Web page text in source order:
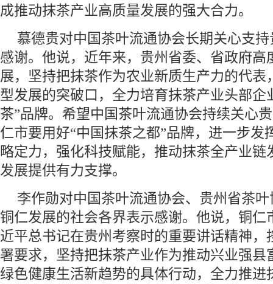
成推动抹茶产业高质量发展的强大合力。
慕德贵对中国茶叶流通协会长期关心支
感谢。他说，近年来，贵州省委、省政府高
展，坚持把抹茶作为农业新质生产力的代表
型发展的突破口，全力培育抹茶产业头部企
茶”品牌。希望中国茶叶流通协会持续关心
仁市要用好“中国抹茶之都”品牌，进一步发
略定力，强化科技赋能，推动抹茶全产业链
发展提供有力支撑。
李作勋对中国茶叶流通协会、贵州省茶
铜仁发展的社会各界表示感谢。他说，铜仁
近平总书记在贵州考察时的重要讲话精神，
署要求，坚持把抹茶产业作为推动兴业强县
绿色健康生活新趋势的具体行动，全力推进